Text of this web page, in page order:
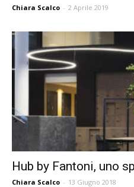
Chiara Scalco - 2 Aprile 2019
Hub by Fantoni, uno
Chiara Scalco - 13 Giugno 2018